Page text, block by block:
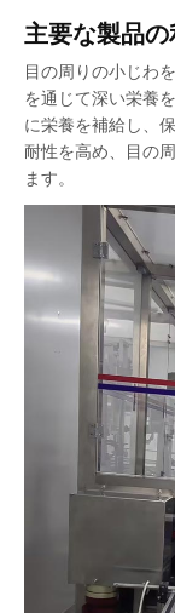
主要な製品の
目の周りの小じわ
を通じて深い栄養
に栄養を補給し、
耐性を高め、目の
ます。